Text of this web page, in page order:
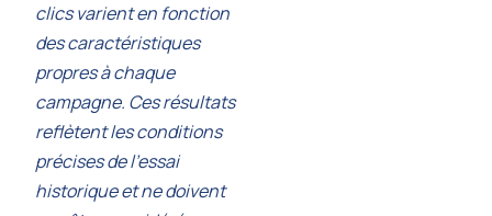
clics varient en fonction
des caractéristiques
propres à chaque
campagne. Ces résultats
reflètent les conditions
précises de l’essai
historique et ne doivent